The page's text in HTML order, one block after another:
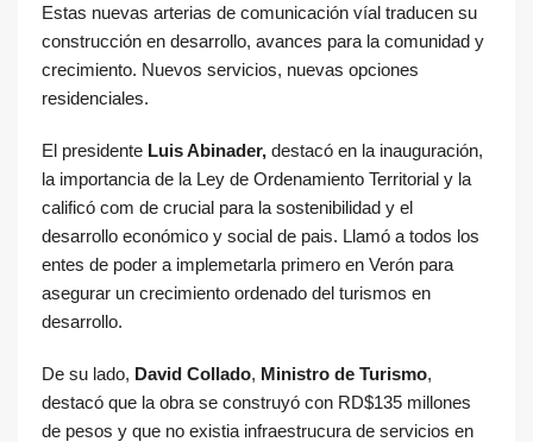
Estas nuevas arterias de comunicación víal traducen su
construcción en desarrollo, avances para la comunidad y
crecimiento. Nuevos servicios, nuevas opciones
residenciales.
El presidente Luis Abinader, destacó en la inauguración,
la importancia de la Ley de Ordenamiento Territorial y la
calificó com de crucial para la sostenibilidad y el
desarrollo económico y social de pais. Llamó a todos los
entes de poder a implemetarla primero en Verón para
asegurar un crecimiento ordenado del turismos en
desarrollo.
De su lado, David Collado, Ministro de Turismo,
destacó que la obra se construyó con RD$135 millones
de pesos y que no existia infraestrucura de servicios en